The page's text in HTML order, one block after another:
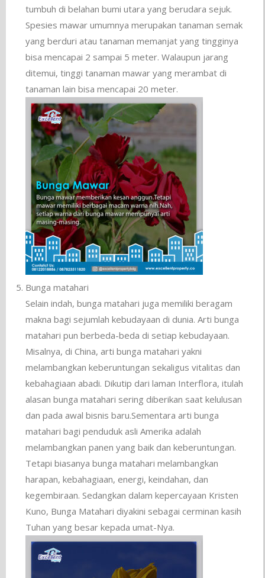
tumbuh di belahan bumi utara yang berudara sejuk.
Spesies mawar umumnya merupakan tanaman semak
yang berduri atau tanaman memanjat yang tingginya
bisa mencapai 2 sampai 5 meter. Walaupun jarang
ditemui, tinggi tanaman mawar yang merambat di
tanaman lain bisa mencapai 20 meter.
Bunga matahari
Selain indah, bunga matahari juga memiliki beragam
makna bagi sejumlah kebudayaan di dunia. Arti bunga
matahari pun berbeda-beda di setiap kebudayaan.
Misalnya, di China, arti bunga matahari yakni
melambangkan keberuntungan sekaligus vitalitas dan
kebahagiaan abadi. Dikutip dari laman Interflora, itulah
alasan bunga matahari sering diberikan saat kelulusan
dan pada awal bisnis baru.Sementara arti bunga
matahari bagi penduduk asli Amerika adalah
melambangkan panen yang baik dan keberuntungan.
Tetapi biasanya bunga matahari melambangkan
harapan, kebahagiaan, energi, keindahan, dan
kegembiraan. Sedangkan dalam kepercayaan Kristen
Kuno, Bunga Matahari diyakini sebagai cerminan kasih
Tuhan yang besar kepada umat-Nya.